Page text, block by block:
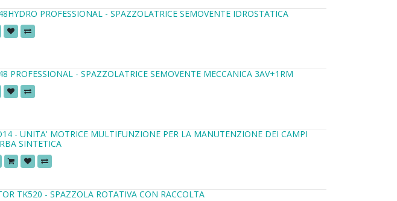
PROFESSIONAL - SPAZZOLATRICE SEMOVENTE IDROSTATICA
PROFESSIONAL - SPAZZOLATRICE SEMOVENTE MECCANICA 3AV+1RM
- UNITA' MOTRICE MULTIFUNZIONE PER LA MANUTENZIONE DEI CAMPI
SINTETICA
TK520 - SPAZZOLA ROTATIVA CON RACCOLTA